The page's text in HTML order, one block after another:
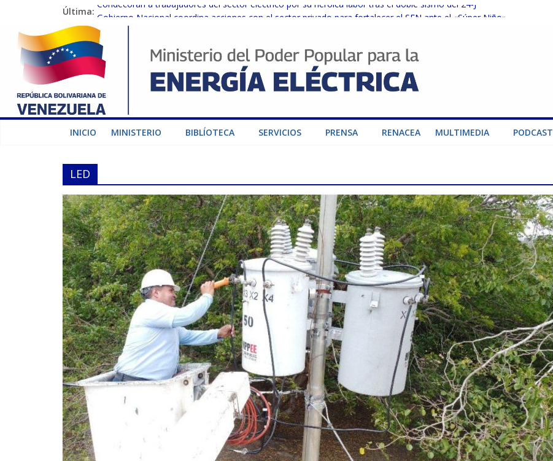
Última: Condecoran a trabajadores del sector eléctrico por su heroica labor tras el doble sismo del 24-J
Gobierno Nacional coordina acciones con el sector privado para fortalecer el SEN ante el «Súper Niño»
Inspeccionan trabajos de rehabilitación en instalaciones del SEN en Carabobo
Gobierno Nacional activa plan preventivo para fortalecer el SEN ante el fenómeno de El Niño
Termocarabobo recupera el 50% de su capacidad de generación para fortalecer el SEN
INICIO MINISTERIO BIBLÍOTECA SERVICIOS PRENSA RENACEA MULTIMEDIA PODCAST
LED